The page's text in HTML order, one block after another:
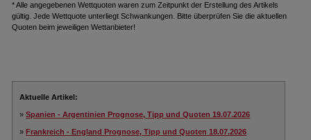
* Alle angegebenen Wettquoten waren zum Zeitpunkt der Erstellung des Artikels
gültig. Jede Wettquote unterliegt Schwankungen. Bitte überprüfen Sie die aktuellen
Quoten beim jeweiligen Wettanbieter!
Aktuelle Artikel:
»Spanien - Argentinien Prognose, Tipp und Quoten 19.07.2026
»Frankreich - England Prognose, Tipp und Quoten 18.07.2026